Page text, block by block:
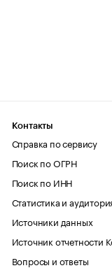
Контакты
Справка по сервису
Поиск по ОГРН
Поиск по ИНН
Статистика и
Источники данных
Источник отчетности
Вопросы и ответы